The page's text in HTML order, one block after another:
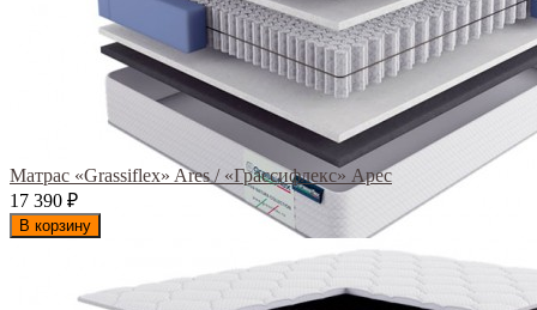
Матрас «Grassiflex» Ares / «Грассифлекс» Арес
17 390 ₽
В корзину